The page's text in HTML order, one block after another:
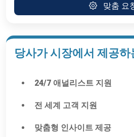
맞춤 요
당사가 시장에서 제공하
24/7 애널리스트 지원
전 세계 고객 지원
맞춤형 인사이트 제공